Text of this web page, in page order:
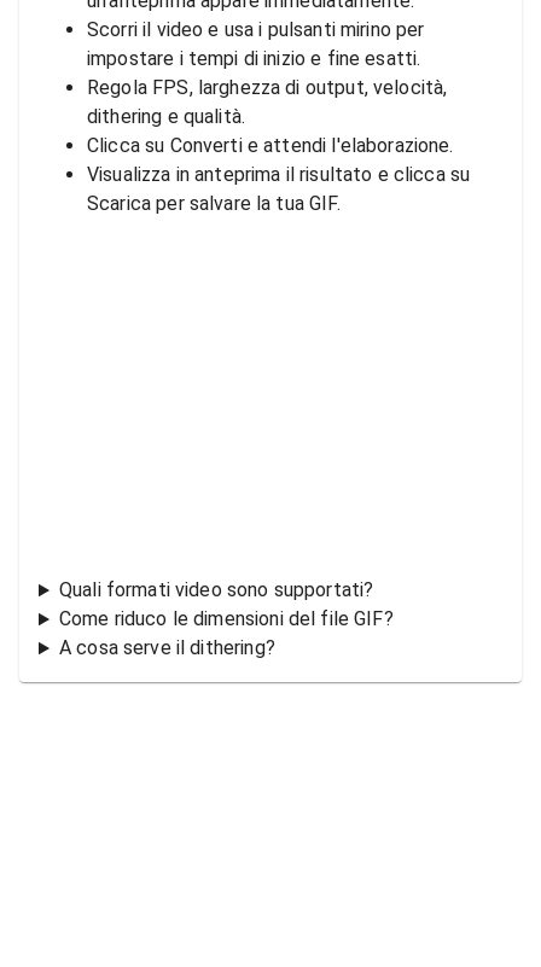
Scorri il video e usa i pulsanti mirino per
impostare i tempi di inizio e fine esatti.
Regola FPS, larghezza di output, velocità,
dithering e qualità.
Clicca su Converti e attendi l'elaborazione.
Visualizza in anteprima il risultato e clicca su
Scarica per salvare la tua GIF.
Quali formati video sono supportati?
Come riduco le dimensioni del file GIF?
A cosa serve il dithering?